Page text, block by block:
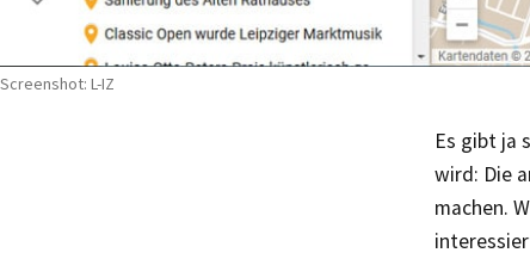
Screenshot: L-IZ
Es gibt ja
wird: Die
machen.